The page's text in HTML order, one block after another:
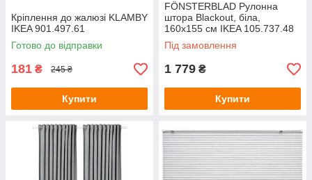
Кріплення до жалюзі KLAMBY
IKEA 901.497.61
Готово до відправки
181 ₴ 245 ₴
Купити
FÖNSTERBLAD Рулонна
штора Blackout, біла,
160х155 см IKEA 105.737.48
Під замовлення
1 779 ₴
Купити